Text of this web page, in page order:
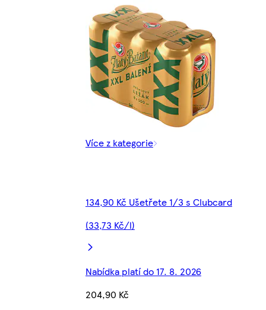
Více z kategorie
134,90 Kč Ušetřete 1/3 s Clubcard
(33,73 Kč/l)
Nabídka platí do 17. 8. 2026
204,90 Kč